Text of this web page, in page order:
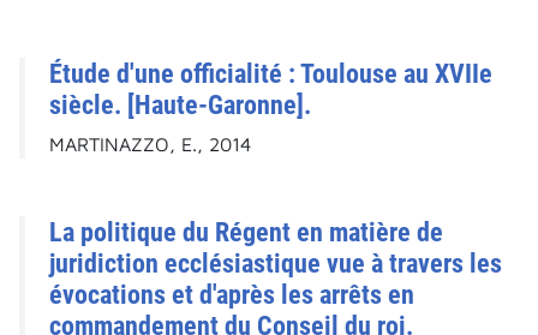
Étude d'une officialité : Toulouse au XVIIe
siècle. [Haute-Garonne].
MARTINAZZO, E., 2014
La politique du Régent en matière de
juridiction ecclésiastique vue à travers les
évocations et d'après les arrêts en
commandement du Conseil du roi.